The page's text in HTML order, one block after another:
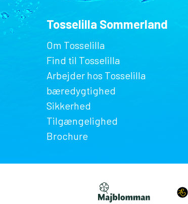
Tosselilla Sommerland
Om Tosselilla
Find til Tosselilla
Arbejder hos Tosselilla
bæredygtighed
Sikkerhed
Tilgængelighed
Brochure